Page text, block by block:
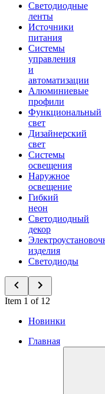
Светодиодные
ленты
Источники
питания
Системы
управления
и
автоматизации
Алюминиевые
профили
Функциональный
свет
Дизайнерский
свет
Системы
освещения
Наружное
освещение
Гибкий
неон
Светодиодный
декор
изделия
Светодиоды
Item 1 of 12
Новинки
Главная